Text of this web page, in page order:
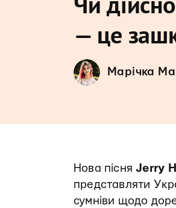
— це
Марічка
Нова пісняJerry
представляти
сумніви щодо